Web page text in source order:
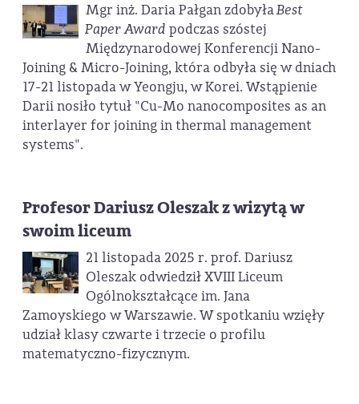
Mgr inż. Daria Pałgan zdobyłaBest
Paper Award podczas szóstej
Międzynarodowej Konferencji Nano-
Joining & Micro-Joining, która odbyła się w dniach
17-21 listopada w Yeongju, w Korei. Wstąpienie
Darii nosiło tytuł "Cu-Mo nanocomposites as an
interlayer for joining in thermal management
systems".
Profesor Dariusz Oleszak z wizytą w
swoim liceum
21 listopada 2025 r. prof. Dariusz
Oleszak odwiedził XVIII Liceum
Ogólnokształcące im. Jana
Zamoyskiego w Warszawie. W spotkaniu wzięły
udział klasy czwarte i trzecie o profilu
matematyczno-fizycznym.